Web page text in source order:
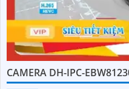
CAMERA DH-IPC-